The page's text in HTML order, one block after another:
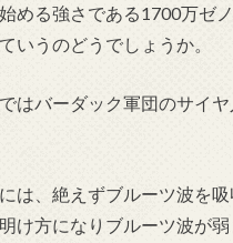
める強さである1700万ゼ
いうのどうでしょうか。
はバーダック軍団のサイ
は、絶えずブルーツ波を
け方になりブルーツ波が